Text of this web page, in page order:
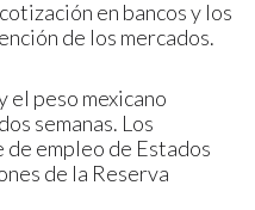
en bancos y los
de los mercados.